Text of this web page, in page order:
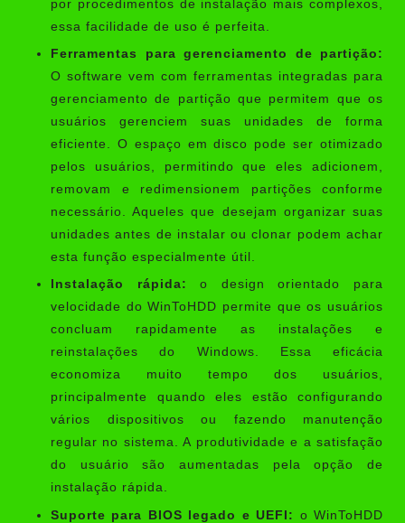
por procedimentos de instalação mais complexos,
essa facilidade de uso é perfeita.
Ferramentas para gerenciamento de partição:
O software vem com ferramentas integradas para
gerenciamento de partição que permitem que os
usuários gerenciem suas unidades de forma
eficiente. O espaço em disco pode ser otimizado
pelos usuários, permitindo que eles adicionem,
removam e redimensionem partições conforme
necessário. Aqueles que desejam organizar suas
unidades antes de instalar ou clonar podem achar
esta função especialmente útil.
Instalação rápida:
o design orientado para
velocidade do WinToHDD permite que os usuários
concluam rapidamente as instalações e
reinstalações do Windows. Essa eficácia
economiza muito tempo dos usuários,
principalmente quando eles estão configurando
vários dispositivos ou fazendo manutenção
regular no sistema. A produtividade e a satisfação
do usuário são aumentadas pela opção de
instalação rápida.
Suporte para BIOS legado e UEFI: o WinToHDD